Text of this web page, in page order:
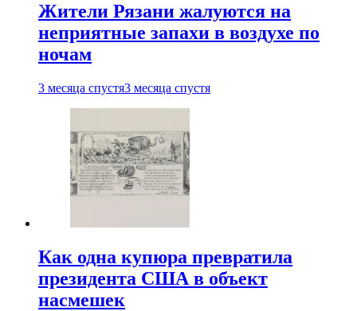
Жители Рязани жалуются на
неприятные запахи в воздухе по
ночам
3 месяца спустя3 месяца спустя
Как одна купюра превратила
президента США в объект
насмешек